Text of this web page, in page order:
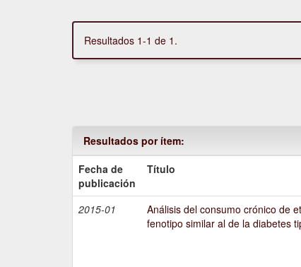
Resultados 1-1 de 1.
Resultados por ítem:
Fecha de
publicación
Título
2015-01
Análisis del consumo crónico de
fenotipo similar al de la diabetes